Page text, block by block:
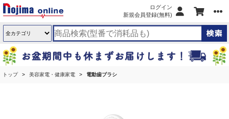
ログイン
新規会員登録(無料)
トップ 美容家電・健康家電 電動歯ブラシ